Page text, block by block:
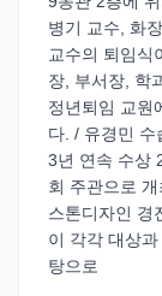
병기 교수, 화
교수의 퇴임식
장, 부서장, 학
정년퇴임 교원
다. / 유경민 수
3년 연속 수상
회 주관으로
스톤디자인 경
이 각각 대상
탕으로